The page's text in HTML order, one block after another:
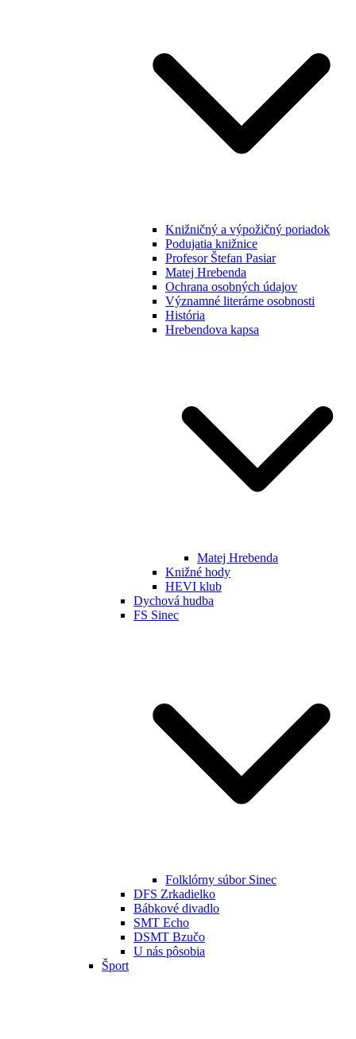
Knižničný a výpožičný poriadok
Podujatia knižnice
Profesor Štefan Pasiar
Matej Hrebenda
Ochrana osobných údajov
Významné literárne osobnosti
História
Hrebendova kapsa
Matej Hrebenda
Knižné hody
HEVI klub
Dychová hudba
FS Sinec
Folklórny súbor Sinec
DFS Zrkadielko
Bábkové divadlo
SMT Echo
DSMT Bzučo
U nás pôsobia
Šport